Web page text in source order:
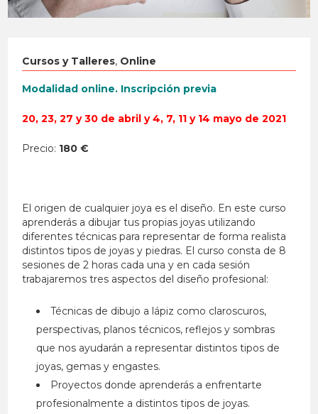
Cursos y Talleres, Online
Modalidad online. Inscripción previa
20, 23, 27 y 30 de abril y 4, 7, 11 y 14 mayo de 2021
Precio: 180 €
El origen de cualquier joya es el diseño. En este curso
aprenderás a dibujar tus propias joyas utilizando
diferentes técnicas para representar de forma realista
distintos tipos de joyas y piedras. El curso consta de 8
sesiones de 2 horas cada una y en cada sesión
trabajaremos tres aspectos del diseño profesional:
Técnicas de dibujo a lápiz como claroscuros,
perspectivas, planos técnicos, reflejos y sombras
que nos ayudarán a representar distintos tipos de
joyas, gemas y engastes.
Proyectos donde aprenderás a enfrentarte
profesionalmente a distintos tipos de joyas.